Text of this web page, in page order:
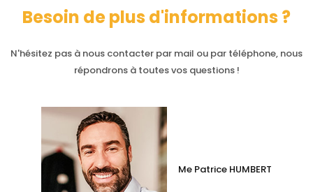
Besoin de plus d'informations ?
N'hésitez pas à nous contacter par mail ou par téléphone, nous
répondrons à toutes vos questions !
Me Patrice HUMBERT